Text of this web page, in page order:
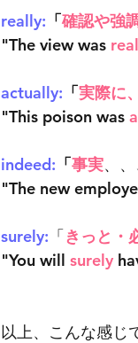
really: 「確認や強
"The view was
actually: 「実際に
"This poison was
indeed: 「事実、、
"The new
surely: 「きっと・
"You will surely
以上、こんな感じ